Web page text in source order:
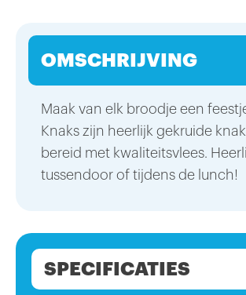
OMSCHRIJVING
Maak van elk broodje een
Knaks zijn heerlijk gekruide
bereid met kwaliteitsvlees.
tussendoor of tijdens de lunch!
SPECIFICATIES